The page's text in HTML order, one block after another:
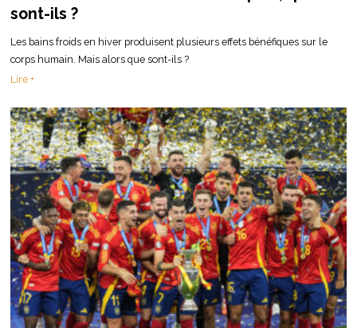
sont-ils ?
Les bains froids en hiver produisent plusieurs effets bénéfiques sur le
corps humain. Mais alors que sont-ils ?
Lire +